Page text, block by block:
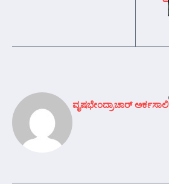
ವೃಷಭೇಂದ್ರಾಚಾರ್‍ ಅರ್ಕಸಾಲಿ